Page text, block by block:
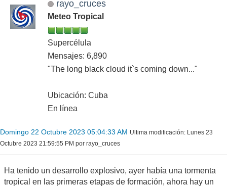
rayo_cruces
Meteo Tropical
Supercélula
Mensajes: 6,890
"The long black cloud it`s coming down..."
Ubicación: Cuba
En línea
Domingo 22 Octubre 2023 05:04:33 AM Ultima modificación: Lunes 23
Octubre 2023 21:59:55 PM por rayo_cruces
Ha tenido un desarrollo explosivo, ayer había una tormenta
tropical en las primeras etapas de formación, ahora hay un